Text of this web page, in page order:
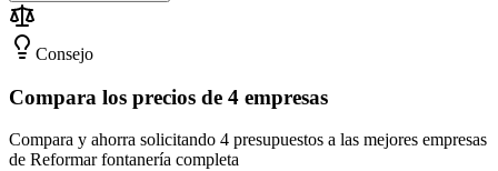
Consejo
Compara los precios de 4 empresas
Compara y ahorra solicitando 4 presupuestos a las mejores empresas
de Reformar fontanería completa